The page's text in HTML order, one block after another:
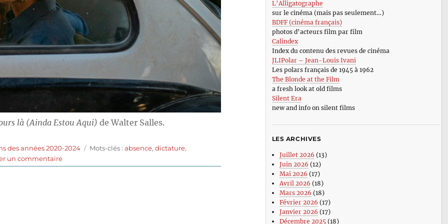
là (Ainda Estou Aqui) de Walter Salles.
des années 2020-2024 Étiquettes
Mots-clés :absence,dictature,
un commentairesur
Je
L’Alligatographe
sur le cinéma (mais pas seulement…)
BDFF (cinéma français)
photos d’acteurs film par film
Calindex
Index du contenu des revues de cinéma
JLIPolar – Jean-Louis Ivani
Les polars français de 1945 à 1962
The Blonde at the Film
a fresh look at old films
Silent Era
new and info on silent films
LES ARCHIVES
Juillet 2026 (13)
Juin 2026 (12)
Mai 2026 (17)
Avril 2026 (18)
Mars 2026 (18)
Février 2026 (17)
Janvier 2026 (17)
Décembre 2025(18)